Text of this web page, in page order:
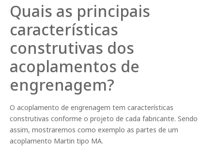
Quais as principais
características
construtivas dos
acoplamentos de
engrenagem?
O acoplamento de engrenagem tem características
construtivas conforme o projeto de cada fabricante. Sendo
assim, mostraremos como exemplo as partes de um
acoplamento Martin tipo MA.